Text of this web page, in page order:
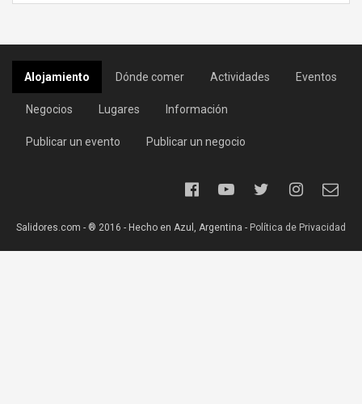
Alojamiento Dónde comer Actividades Eventos
Negocios Lugares Información
Publicar un evento Publicar un negocio
Salidores.com - ® 2016 - Hecho en Azul, Argentina - Política de Privacidad